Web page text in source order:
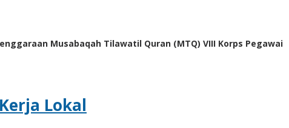
Musabaqah Tilawatil Quran (MTQ) VIII Korps Pegawai
Lokal